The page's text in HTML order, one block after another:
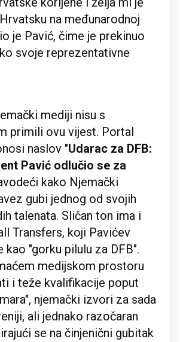
na međunarodnoj
je Pavić, čime je prekinuo
svoje reprezentativne
mediji nisu s
primili ovu vijest. Portal
naslov "Udarac za DFB:
Pavić odlučio se za
kako Njemački
gubi jednog od svojih
talenata. Sličan ton ima i
Transfers, koji Pavićev
"gorku pilulu za DFB".
medijskom prostoru
i teže kvalifikacije poput
njemački izvori za sada
ali jednako razočaran
se na činjenični gubitak